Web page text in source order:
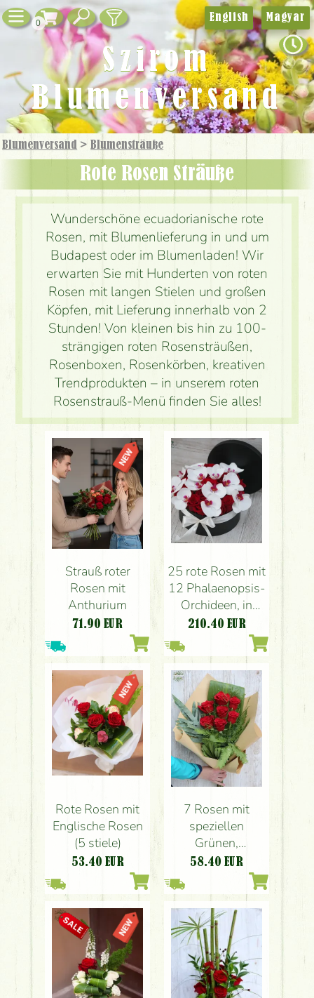
0
Blumenversand > Blumensträuße
Rote Rosen Sträuße
Wunderschöne ecuadorianische rote
Rosen, mit Blumenlieferung in und um
Budapest oder im Blumenladen! Wir
erwarten Sie mit Hunderten von roten
Rosen mit langen Stielen und großen
Köpfen, mit Lieferung innerhalb von 2
Stunden! Von kleinen bis hin zu 100-
strängigen roten Rosensträußen,
Rosenboxen, Rosenkörben, kreativen
Trendprodukten – in unserem roten
Rosenstrauß-Menü finden Sie alles!
Strauß roter
Rosen mit
Anthurium
71.90 EUR
25 rote Rosen mit
12 Phalaenopsis-
Orchideen, in
einer Box
210.40 EUR
Rote Rosen mit
Englische Rosen
(5 stiele)
53.40 EUR
7 Rosen mit
speziellen
Grünen,
Kraftpapier
58.40 EUR
English Magyar
Szirom
Blumenversand